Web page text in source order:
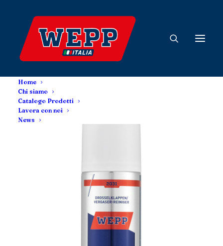
Home
Chi siamo
Catalogo Prodotti
Lavora con noi
News